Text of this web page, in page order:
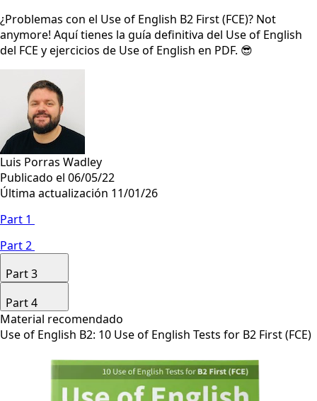
¿Problemas con el Use of English B2 First (FCE)? Not
anymore! Aquí tienes la guía definitiva del Use of English
del FCE y ejercicios de Use of English en PDF. 😎
Luis Porras Wadley
Publicado el 06/05/22
Última actualización 11/01/26
Part 1
Part 2
Part 3
Part 4
Material recomendado
Use of English B2: 10 Use of English Tests for B2 First (FCE)